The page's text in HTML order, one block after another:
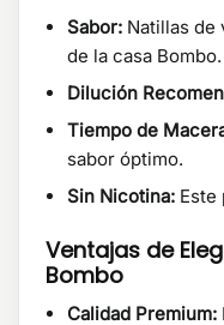
Sabor: Natillas de
de la casa Bombo.
Dilución
Tiempo de
sabor óptimo.
Sin Nicotina: Este
Ventajas de
Bombo
Calidad Premium: